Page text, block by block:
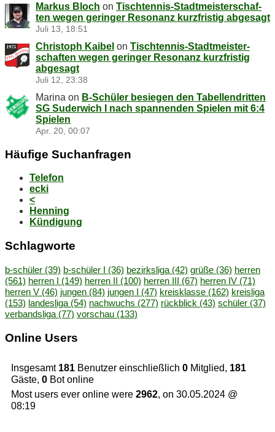
Markus Bloch on Tisch­ten­nis-Stadt­meis­ter­schaf­
ten we­gen ge­rin­ger Re­so­nanz kurz­fris­tig abgesagt
Juli 13, 18:51
Christoph Kaibel on Tisch­ten­nis-Stadt­meis­ter­
schaf­ten we­gen ge­rin­ger Re­so­nanz kurz­fris­tig
abgesagt
Juli 12, 23:38
Marina on B‑Schüler be­sie­gen den Ta­bel­len­drit­ten
SG Su­der­wich I nach span­nen­den Spie­len mit 6:4
Spielen
Apr. 20, 00:07
Häu­fi­ge Suchanfragen
Telefon
ecki
<
Henning
Kündigung
Schlag­wor­te
b-schüler (39) b-schüler I (36) bezirksliga (42) grüße (36) herren
(561) herren I (149) herren II (100) herren III (67) herren IV (71)
herren V (46) jungen (84) jungen I (47) kreisklasse (162) kreisliga
(153) landesliga (54) nachwuchs (277) rückblick (43) schüler (37)
verbandsliga (77) vorschau (133)
On­line Users
Insgesamt 181 Benutzer einschließlich 0 Mitglied, 181
Gäste, 0 Bot online
Most users ever online were 2962, on 30.05.2024 @
08:19